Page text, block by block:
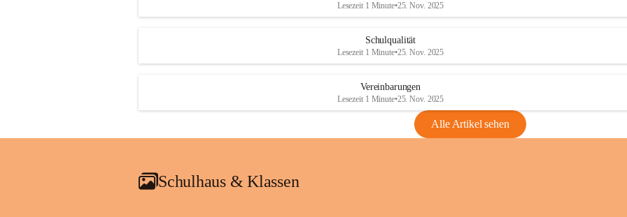
Lesezeit 1 Minute•25. Nov. 2025
Schulqualität
Lesezeit 1 Minute•25. Nov. 2025
Vereinbarungen
Lesezeit 1 Minute•25. Nov. 2025
Alle Artikel sehen
Schulhaus & Klassen